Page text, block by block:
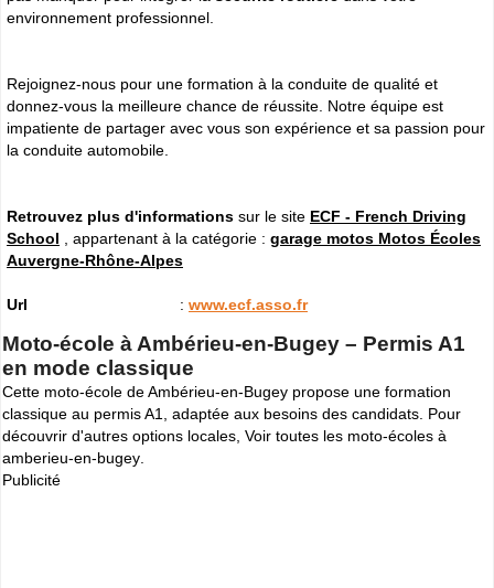
environnement professionnel.
Rejoignez-nous pour une formation à la conduite de qualité et
donnez-vous la meilleure chance de réussite. Notre équipe est
impatiente de partager avec vous son expérience et sa passion pour
la conduite automobile.
Retrouvez plus d'informations sur le site ECF - French Driving
School , appartenant à la catégorie : garage motos Motos Écoles
Auvergne-Rhône-Alpes
Url : www.ecf.asso.fr
Moto-école à Ambérieu-en-Bugey – Permis A1
en mode classique
Cette moto-école de Ambérieu-en-Bugey propose une formation
classique au permis A1, adaptée aux besoins des candidats. Pour
découvrir d'autres options locales, Voir toutes les moto-écoles à
amberieu-en-bugey
Publicité